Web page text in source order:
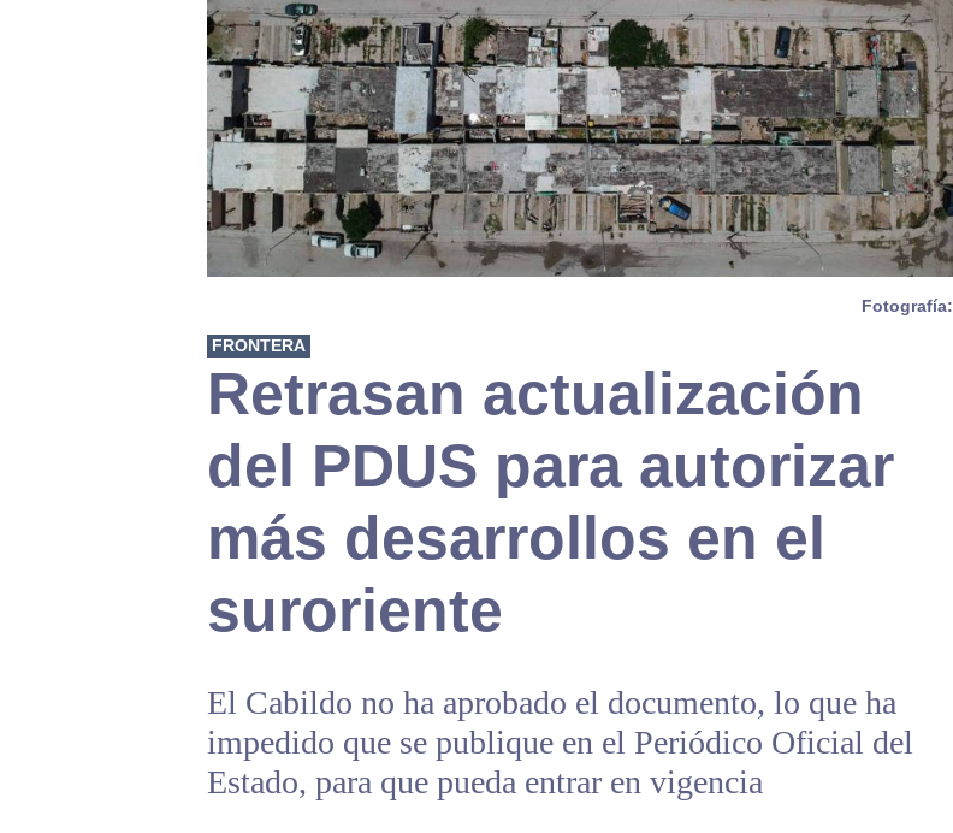
Fotografía:
FRONTERA
Retrasan actualización
del PDUS para autorizar
más desarrollos en el
suroriente
El Cabildo no ha aprobado el documento, lo que ha
impedido que se publique en el Periódico Oficial del
Estado, para que pueda entrar en vigencia